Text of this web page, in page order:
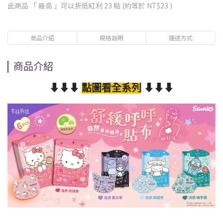
此商品 「 最高 」可以折抵紅利 23 點 (約等於 NT$23 )
商品介紹 規格說明 運送方式
商品介紹
⬇⬇⬇ 點圖看全系列 ⬇⬇⬇